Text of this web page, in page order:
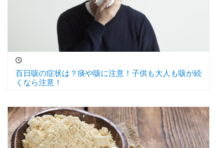
百日咳の症状は？痰や咳に注意！子供も大人も咳が続
くなら注意！